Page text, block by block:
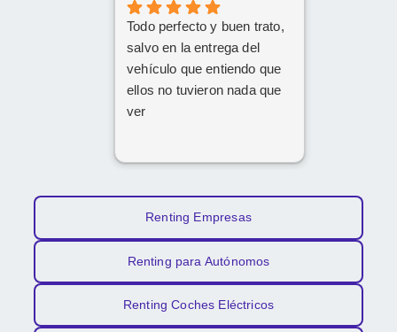
Todo perfecto y buen trato,
salvo en la entrega del
vehículo que entiendo que
ellos no tuvieron nada que
ver
Renting Empresas
Renting para Autónomos
Renting Coches Eléctricos